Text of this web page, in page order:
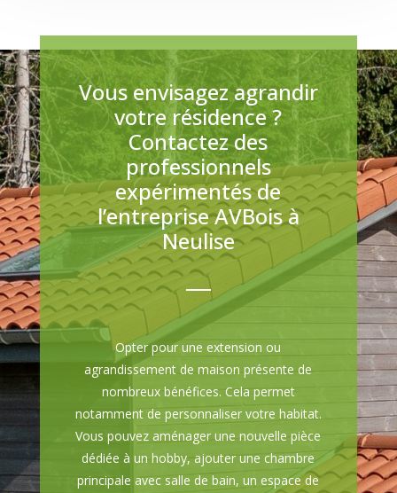
Vous envisagez agrandir
votre résidence ?
Contactez des
professionnels
expérimentés de
l’entreprise AVBois à
Neulise
Opter pour une extension ou
agrandissement de maison présente de
nombreux bénéfices. Cela permet
notamment de personnaliser votre habitat.
Vous pouvez aménager une nouvelle pièce
dédiée à un hobby, ajouter une chambre
principale avec salle de bain, un espace de